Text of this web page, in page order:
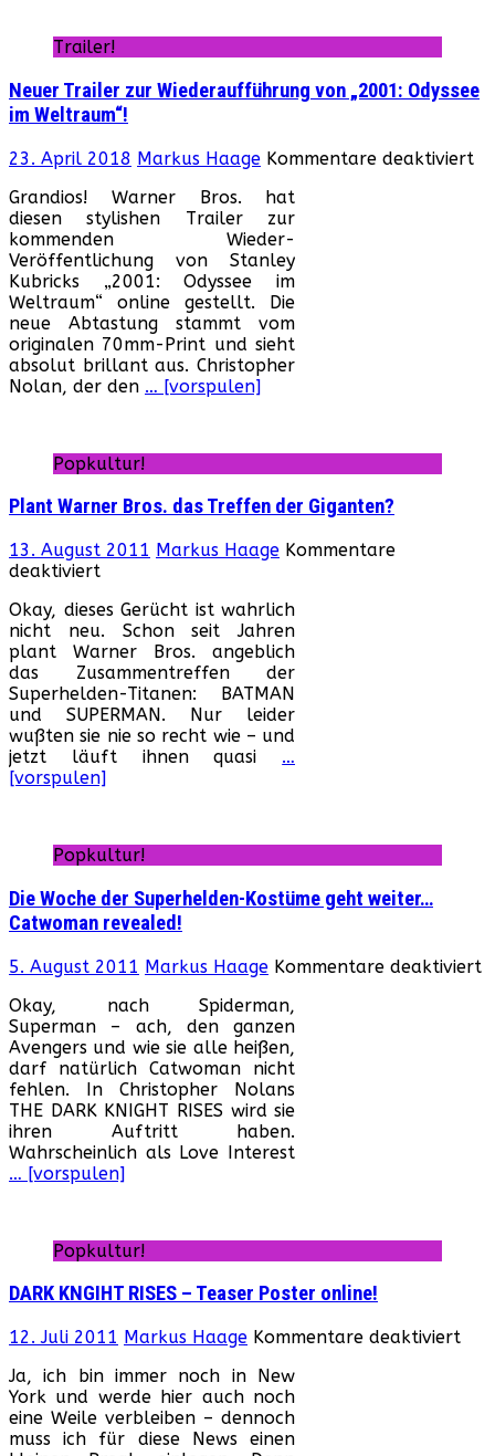
Kino
Trailer!
Neuer Trailer zur Wiederaufführung von „2001: Odyssee
im Weltraum“!
23. April 2018 Markus Haage Kommentare deaktiviert
Grandios! Warner Bros. hat
diesen stylishen Trailer zur
kommenden Wieder-
Veröffentlichung von Stanley
Kubricks „2001: Odyssee im
Weltraum“ online gestellt. Die
neue Abtastung stammt vom
originalen 70mm-Print und sieht
absolut brillant aus. Christopher
Nolan, der den … [vorspulen]
Popkultur!
Plant Warner Bros. das Treffen der Giganten?
13. August 2011 Markus Haage Kommentare
deaktiviertfür
Warner
Bros.
das
Treffen
der
Giganten?
Okay, dieses Gerücht ist wahrlich
nicht neu. Schon seit Jahren
plant Warner Bros. angeblich
das Zusammentreffen der
Superhelden-Titanen: BATMAN
und SUPERMAN. Nur leider
wußten sie nie so recht wie – und
jetzt läuft ihnen quasi …
[vorspulen]
Popkultur!
Die Woche der Superhelden-Kostüme geht weiter…
Catwoman revealed!
5. August 2011 Markus Haage Kommentare deaktiviert
Okay, nach Spiderman,
Superman – ach, den ganzen
Avengers und wie sie alle heißen,
darf natürlich Catwoman nicht
fehlen. In Christopher Nolans
THE DARK KNIGHT RISES wird sie
ihren Auftritt haben.
Wahrscheinlich als Love Interest
… [vorspulen]
Popkultur!
DARK KNGIHT RISES – Teaser Poster online!
12. Juli 2011 Markus Haage Kommentare deaktiviertfür
Ja, ich bin immer noch in New
York und werde hier auch noch
eine Weile verbleiben – dennoch
muss ich für diese News einen